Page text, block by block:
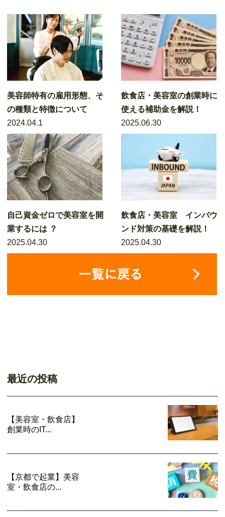
美容師特有の雇用形態、そ
の種類と特徴について
2024.04.1
飲食店・美容室の創業時に
使える補助金を解説！
2025.06.30
自己資金ゼロで美容室を開
業するには ？
2025.04.30
飲食店・美容室 インバウ
ンド対策の基礎を解説！
2025.04.30
最近の投稿
【美容室・飲食店】
創業時のIT...
【京都で起業】美容
室・飲食店の...